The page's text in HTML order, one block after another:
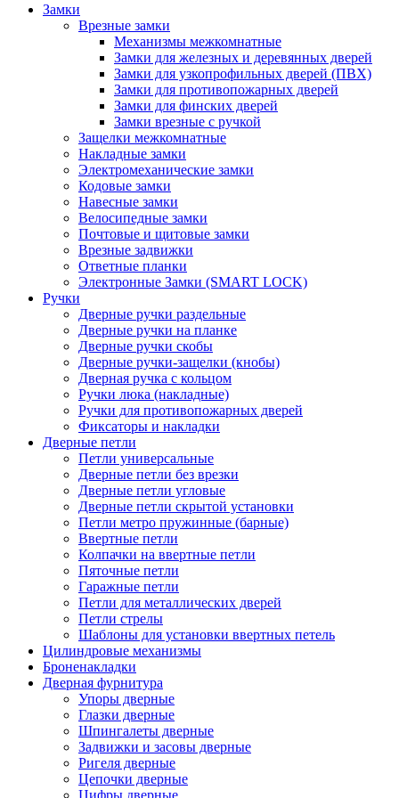
Замки
Врезные замки
Механизмы межкомнатные
Замки для железных и деревянных дверей
Замки для узкопрофильных дверей (ПВХ)
Замки для противопожарных дверей
Замки для финских дверей
Замки врезные с ручкой
Защелки межкомнатные
Накладные замки
Электромеханические замки
Кодовые замки
Навесные замки
Велосипедные замки
Почтовые и щитовые замки
Врезные задвижки
Ответные планки
Электронные Замки (SMART LOCK)
Ручки
Дверные ручки раздельные
Дверные ручки на планке
Дверные ручки скобы
Дверные ручки-защелки (кнобы)
Дверная ручка с кольцом
Ручки люка (накладные)
Ручки для противопожарных дверей
Фиксаторы и накладки
Дверные петли
Петли универсальные
Дверные петли без врезки
Дверные петли угловые
Дверные петли скрытой установки
Петли метро пружинные (барные)
Ввертные петли
Колпачки на ввертные петли
Пяточные петли
Гаражные петли
Петли для металлических дверей
Петли стрелы
Шаблоны для установки ввертных петель
Цилиндровые механизмы
Броненакладки
Дверная фурнитура
Упоры дверные
Глазки дверные
Шпингалеты дверные
Задвижки и засовы дверные
Ригеля дверные
Цепочки дверные
Цифры дверные